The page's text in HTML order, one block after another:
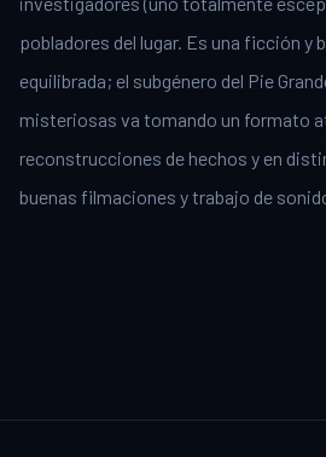
pobladores del lugar. Es una ficción y
equilibrada; el subgénero del Pie
misteriosas va tomando un formato
reconstrucciones de hechos y en
buenas filmaciones y trabajo de